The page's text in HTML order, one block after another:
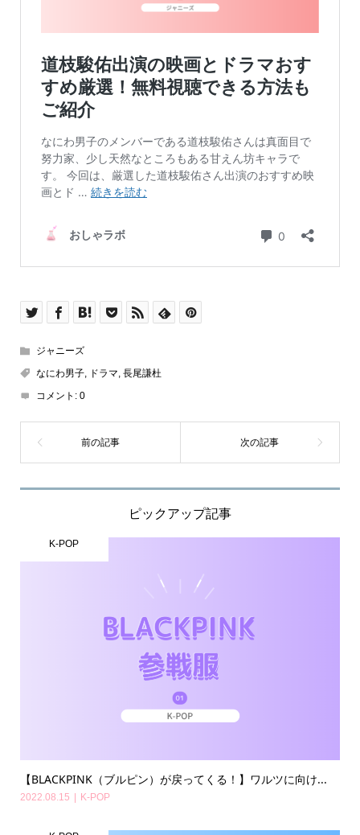
ジャニーズ
なにわ男子, ドラマ, 長尾謙杜
コメント: 0
ピックアップ記事
K-POP
【BLACKPINK（ブルピン）が戻ってくる！】ワルツに向け...
2022.08.15 K-POP